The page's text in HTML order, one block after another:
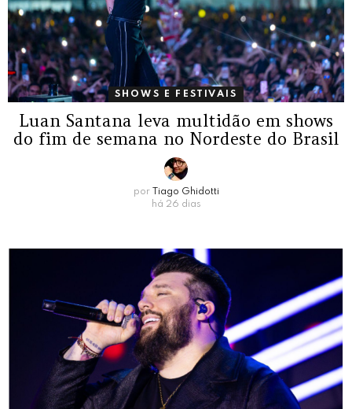
SHOWS E FESTIVAIS
Luan Santana leva multidão em shows
do fim de semana no Nordeste do Brasil
por
Tiago Ghidotti
há 26 dias